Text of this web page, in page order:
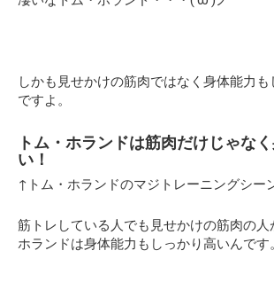
しかも見せかけの筋肉ではなく身体能力も
ですよ。
トム・ホランドは筋肉だけじゃな
い！
↑トム・ホランドのマジトレーニングシー
筋トレしている人でも見せかけの筋肉の人
ホランドは身体能力もしっかり高いんです。